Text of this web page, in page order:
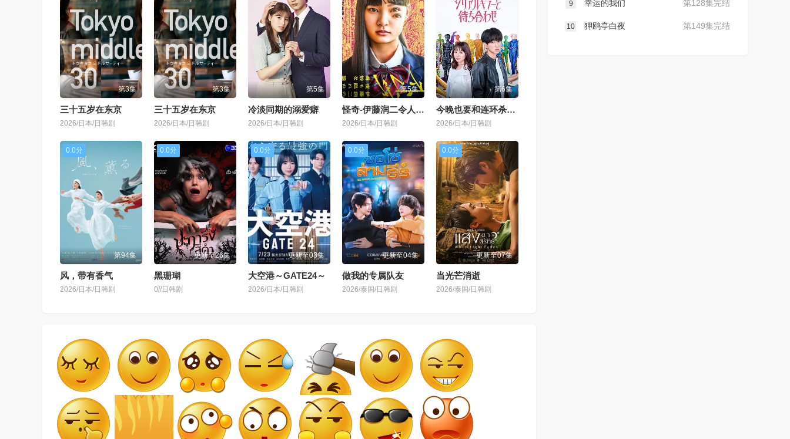
第3集
三十五岁在东京
2026/日本/日韩剧
第3集
三十五岁在东京
2026/日本/日韩剧
第5集
冷淡同期的溺爱癖
2026/日本/日韩剧
第5集
怪奇-伊藤润二令人彻夜难眠的奇异故事
2026/日本/日韩剧
第6集
今晚也要和连环杀手约会
2026/日本/日韩剧
0.0分
第94集
风，带有香气
2026/日本/日韩剧
0.0分
更新至26集
黑珊瑚
0//日韩剧
0.0分
更新至03集
大空港～GATE24～
2026/日本/日韩剧
0.0分
更新至04集
做我的专属队友
2026/泰国/日韩剧
0.0分
更新至07集
当光芒消逝
2026/泰国/日韩剧
第128集完结
9 幸运的我们
第149集完结
10 狎鸥亭白夜